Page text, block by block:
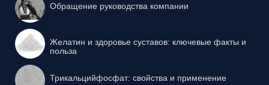
Обращение руководства компании
Желатин и здоровье суставов: ключевые факты и
польза
Трикальцийфосфат: свойства и применение